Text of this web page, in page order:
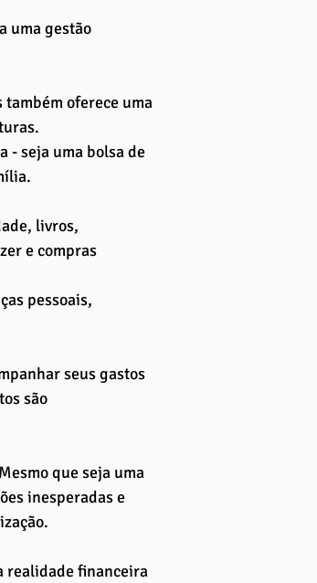
uma gestão
oferece uma
- seja uma bolsa de
livros,
e compras
pessoais,
seus gastos
são
que seja uma
inesperadas e
realidade financeira